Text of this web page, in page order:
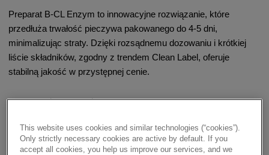
Preparat B-CL Enzym to innowacyjne rozwiązanie, które
przedłuża trwałość pieczywa pakowanego do 4-5 dni,
minimalizując straty. Dzięki rozsądnemu dozowaniu i krótkiej
liście składników, zgodny z trendem Clean Label, oferuje
stabilną jakość w przystępnej cenie.
✔ Przedłużenie świeżości pieczywa pakowanego do 4-5 dni
✔ Poprawa wilgotności miękiszu
This website uses cookies and similar technologies (“cookies”).
Only strictly necessary cookies are active by default. If you
accept all cookies, you help us improve our services, and we